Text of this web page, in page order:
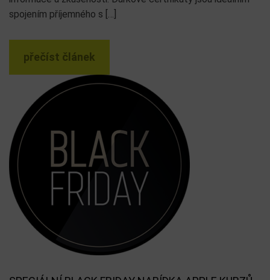
VÁNOČNÍ DÁRKOVÉ CERTIFIKÁTY
Každoročně nabízíme možnost obdarovat blízké dárkem,
který nejen potěší, ale zároveň s sebou nese nové
informace a zkušenosti. Dárkové certifikáty jsou ideálním
spojením příjemného s […]
přečíst článek